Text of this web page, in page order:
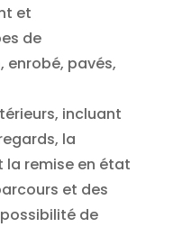
et
de
pavés,
incluant
la
la remise en état
et des
de